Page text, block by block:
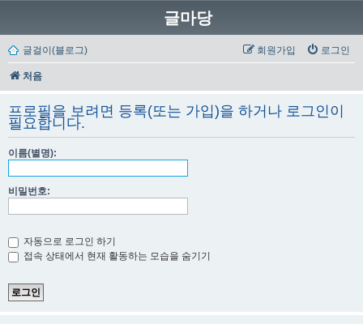
글마당
글걸이(블로그) 로그인
회원가입
처음
프로필을 보려면 등록(또는 가입)을 하거나 로그인이
필요합니다.
이름(별명):
비밀번호:
자동으로 로그인 하기
접속 상태에서 현재 활동하는 모습을 숨기기